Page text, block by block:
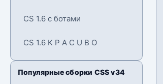
CS 1.6 с ботами
CS 1.6 K P A C U B O
Популярные сборки CSS v34